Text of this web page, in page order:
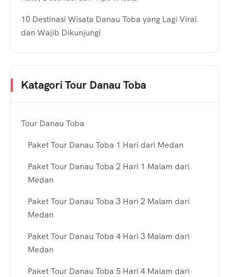
10 Destinasi Wisata Danau Toba yang Lagi Viral
dan Wajib Dikunjungi
Katagori Tour Danau Toba
Tour Danau Toba
Paket Tour Danau Toba 1 Hari dari Medan
Paket Tour Danau Toba 2 Hari 1 Malam dari
Medan
Paket Tour Danau Toba 3 Hari 2 Malam dari
Medan
Paket Tour Danau Toba 4 Hari 3 Malam dari
Medan
Paket Tour Danau Toba 5 Hari 4 Malam dari